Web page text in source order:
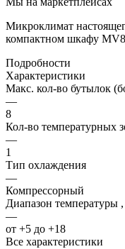
Микроклимат
компактном шкафу
Подробности
Характеристики
Макс. кол-во бутылок
—
8
Кол-во температурных
—
1
Тип охлаждения
—
Компрессорный
Диапазон температуры ,
—
от +5 до +18
Все характеристики